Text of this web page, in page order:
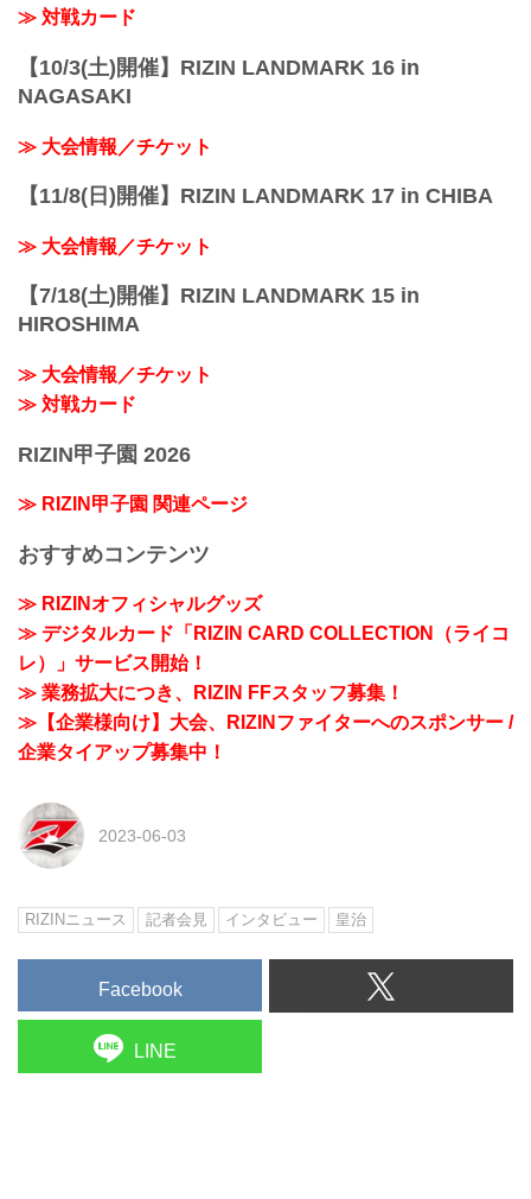
≫ 対戦カード
【10/3(土)開催】RIZIN LANDMARK 16 in
NAGASAKI
≫ 大会情報／チケット
【11/8(日)開催】RIZIN LANDMARK 17 in CHIBA
≫ 大会情報／チケット
【7/18(土)開催】RIZIN LANDMARK 15 in
HIROSHIMA
≫ 大会情報／チケット
≫ 対戦カード
RIZIN甲子園 2026
≫ RIZIN甲子園 関連ページ
おすすめコンテンツ
≫ RIZINオフィシャルグッズ
≫ デジタルカード「RIZIN CARD COLLECTION（ライコ
レ）」サービス開始！
≫ 業務拡大につき、RIZIN FFスタッフ募集！
≫【企業様向け】大会、RIZINファイターへのスポンサー /
企業タイアップ募集中！
2023-06-03
RIZINニュース 記者会見 インタビュー 皇治
Facebook
LINE